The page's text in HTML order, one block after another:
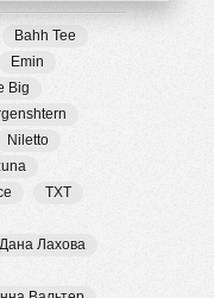
Bahh Tee
Emin
Big
Niletto
TXT
Дана Лахова